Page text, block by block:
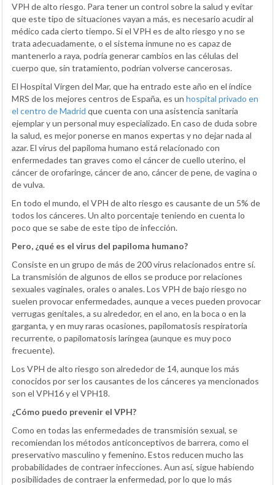
VPH de alto riesgo. Para tener un control sobre la salud y evitar
que este tipo de situaciones vayan a más, es necesario acudir al
médico cada cierto tiempo. Si el VPH es de alto riesgo y no se
trata adecuadamente, o el sistema inmune no es capaz de
mantenerlo a raya, podría generar cambios en las células del
cuerpo que, sin tratamiento, podrían volverse cancerosas.
El Hospital Virgen del Mar, que ha entrado este año en el índice
MRS de los mejores centros de España, es un hospital privado en
el centro de Madrid que cuenta con una asistencia sanitaria
ejemplar y un personal muy especializado. En caso de duda sobre
la salud, es mejor ponerse en manos expertas y no dejar nada al
azar. El virus del papiloma humano está relacionado con
enfermedades tan graves como el cáncer de cuello uterino, el
cáncer de orofaringe, cáncer de ano, cáncer de pene, de vagina o
de vulva.
En todo el mundo, el VPH de alto riesgo es causante de un 5% de
todos los cánceres. Un alto porcentaje teniendo en cuenta lo
poco que se sabe de este tipo de infección.
Pero, ¿qué es el virus del papiloma humano?
Consiste en un grupo de más de 200 virus relacionados entre sí.
La transmisión de algunos de ellos se produce por relaciones
sexuales vaginales, orales o anales. Los VPH de bajo riesgo no
suelen provocar enfermedades, aunque a veces pueden provocar
verrugas genitales, a su alrededor, en el ano, en la boca o en la
garganta, y en muy raras ocasiones, papilomatosis respiratoria
recurrente, o papilomatosis laríngea (aunque es muy poco
frecuente).
Los VPH de alto riesgo son alrededor de 14, aunque los más
conocidos por ser los causantes de los cánceres ya mencionados
son el VPH16 y el VPH18.
¿Cómo puedo prevenir el VPH?
Como en todas las enfermedades de transmisión sexual, se
recomiendan los métodos anticonceptivos de barrera, como el
preservativo masculino y femenino. Estos reducen mucho las
probabilidades de contraer infecciones. Aun así, sigue habiendo
posibilidades de contraer la enfermedad, por lo que lo más